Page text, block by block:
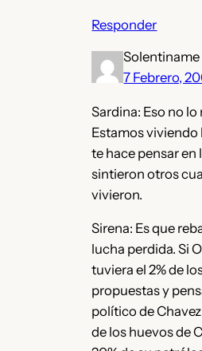
Responder
Solentiname
7 Febrero,
Sardina: Eso no lo
Estamos viviendo
te hace pensar en
sintieron otros
vivieron.
Sirena: Es que
lucha perdida. Si
tuviera el 2% de
propuestas y
político de
de los huevos de